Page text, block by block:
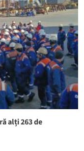
alți 263 de